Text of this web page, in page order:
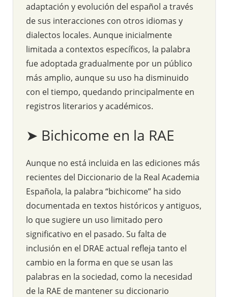
adaptación y evolución del español a través
de sus interacciones con otros idiomas y
dialectos locales. Aunque inicialmente
limitada a contextos específicos, la palabra
fue adoptada gradualmente por un público
más amplio, aunque su uso ha disminuido
con el tiempo, quedando principalmente en
registros literarios y académicos.
➤ Bichicome en la RAE
Aunque no está incluida en las ediciones más
recientes del Diccionario de la Real Academia
Española, la palabra “bichicome” ha sido
documentada en textos históricos y antiguos,
lo que sugiere un uso limitado pero
significativo en el pasado. Su falta de
inclusión en el DRAE actual refleja tanto el
cambio en la forma en que se usan las
palabras en la sociedad, como la necesidad
de la RAE de mantener su diccionario